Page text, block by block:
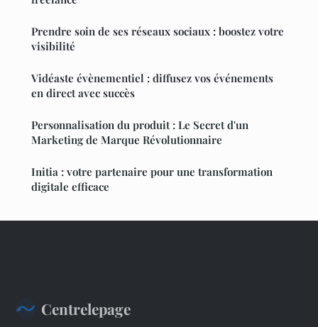
Prendre soin de ses réseaux sociaux : boostez votre
visibilité
Vidéaste évènementiel : diffusez vos événements
en direct avec succès
Personnalisation du produit : Le Secret d'un
Marketing de Marque Révolutionnaire
Initia : votre partenaire pour une transformation
digitale efficace
Centrelepage